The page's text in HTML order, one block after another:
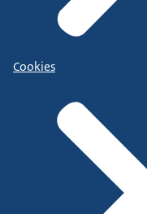
Cookies